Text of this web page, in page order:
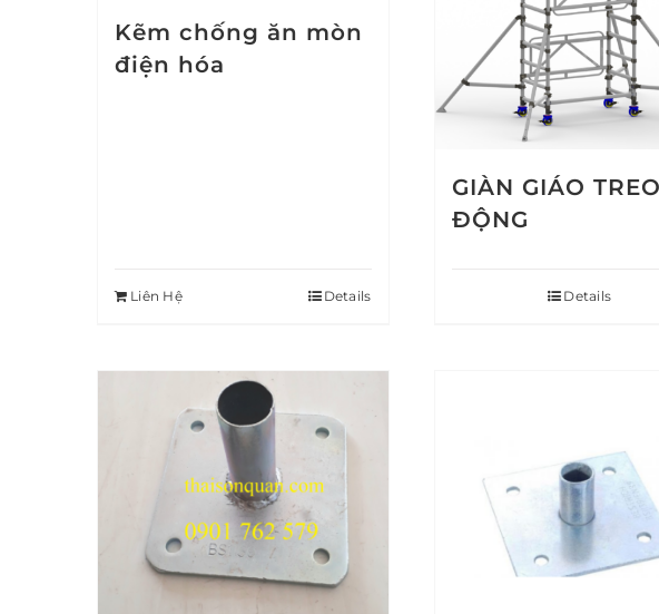
Kẽm chống ăn mòn
điện hóa
Liên Hệ Details
GIÀN GIÁO
ĐỘNG
Details